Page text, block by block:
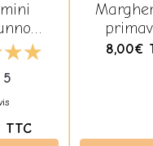
gogò
TTC
Crocette
8,00€